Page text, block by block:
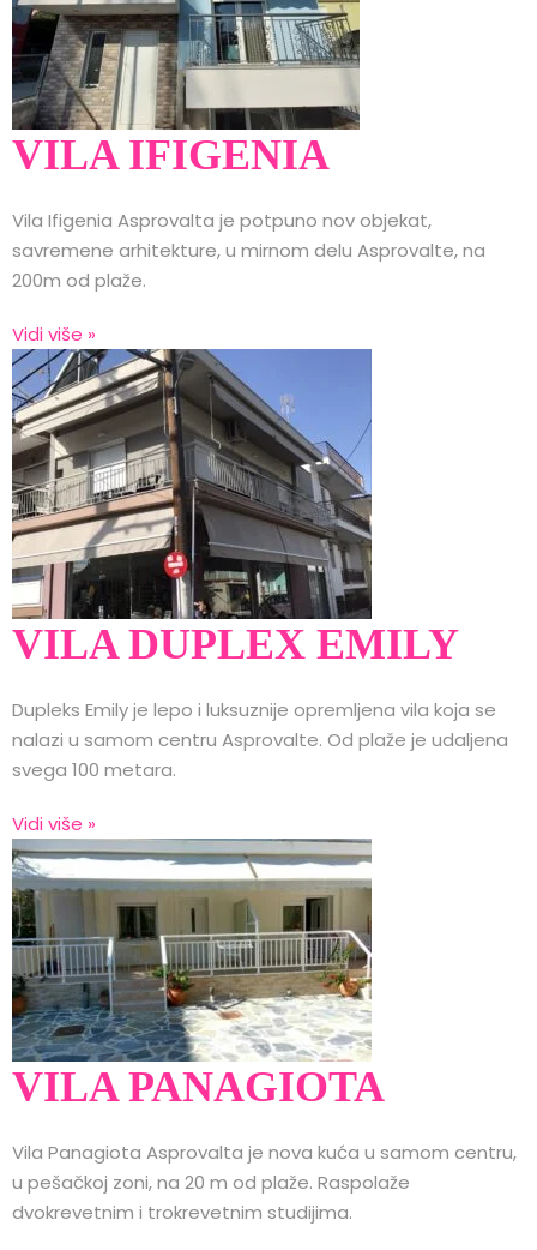
VILA IFIGENIA
Vila Ifigenia Asprovalta je potpuno nov objekat,
savremene arhitekture, u mirnom delu Asprovalte, na
200m od plaže.
Vidi više »
VILA DUPLEX EMILY
Dupleks Emily je lepo i luksuznije opremljena vila koja se
nalazi u samom centru Asprovalte. Od plaže je udaljena
svega 100 metara.
Vidi više »
VILA PANAGIOTA
Vila Panagiota Asprovalta je nova kuća u samom centru,
u pešačkoj zoni, na 20 m od plaže. Raspolaže
dvokrevetnim i trokrevetnim studijima.